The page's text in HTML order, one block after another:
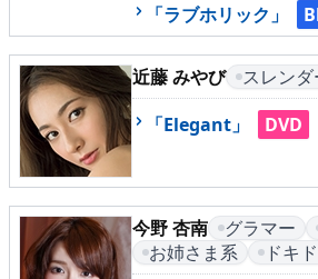
▶お問い合わせフォーム
「ラブホリック」
近藤 みやび スレンダ
「Elegant」
DVD
今野 杏南 グラマー
お姉さま系
ドキ